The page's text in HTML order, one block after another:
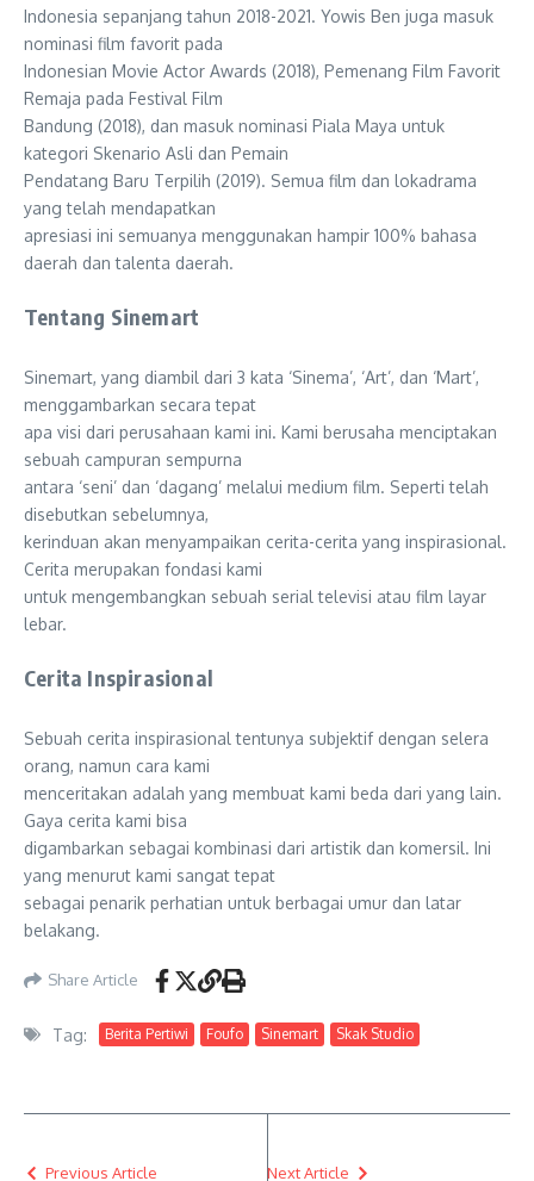
Indonesia sepanjang tahun 2018-2021. Yowis Ben juga masuk
nominasi film favorit pada
Indonesian Movie Actor Awards (2018), Pemenang Film Favorit
Remaja pada Festival Film
Bandung (2018), dan masuk nominasi Piala Maya untuk
kategori Skenario Asli dan Pemain
Pendatang Baru Terpilih (2019). Semua film dan lokadrama
yang telah mendapatkan
apresiasi ini semuanya menggunakan hampir 100% bahasa
daerah dan talenta daerah.
Tentang Sinemart
Sinemart, yang diambil dari 3 kata ‘Sinema’, ‘Art’, dan ‘Mart’,
menggambarkan secara tepat
apa visi dari perusahaan kami ini. Kami berusaha menciptakan
sebuah campuran sempurna
antara ‘seni’ dan ‘dagang’ melalui medium film. Seperti telah
disebutkan sebelumnya,
kerinduan akan menyampaikan cerita-cerita yang inspirasional.
Cerita merupakan fondasi kami
untuk mengembangkan sebuah serial televisi atau film layar
lebar.
Cerita Inspirasional
Sebuah cerita inspirasional tentunya subjektif dengan selera
orang, namun cara kami
menceritakan adalah yang membuat kami beda dari yang lain.
Gaya cerita kami bisa
digambarkan sebagai kombinasi dari artistik dan komersil. Ini
yang menurut kami sangat tepat
sebagai penarik perhatian untuk berbagai umur dan latar
belakang.
Share Article
Tag: Berita Pertiwi Foufo Sinemart Skak Studio
Previous Article Next Article